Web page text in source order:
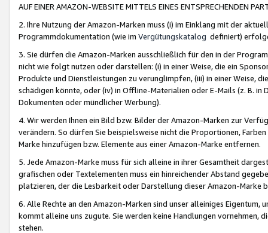
AUF EINER AMAZON-WEBSITE MITTELS EINES ENTSPRECHENDEN
2. Ihre Nutzung der Amazon-Marken muss (i) im Einklang mit der
Programmdokumentation (wie im Vergütungskatalog definiert)
3. Sie dürfen die Amazon-Marken ausschließlich für den in der
nicht wie folgt nutzen oder darstellen: (i) in einer Weise, die ein
Produkte und Dienstleistungen zu verunglimpfen, (iii) in einer Weise,
schädigen könnte, oder (iv) in Offline-Materialien oder E-Mails (z. B. in
Dokumenten oder mündlicher Werbung).
4. Wir werden Ihnen ein Bild bzw. Bilder der Amazon-Marken zur
verändern. So dürfen Sie beispielsweise nicht die Proportionen,
Marke hinzufügen bzw. Elemente aus einer Amazon-Marke entfernen.
5. Jede Amazon-Marke muss für sich alleine in ihrer Gesamtheit
grafischen oder Textelementen muss ein hinreichender Abstand
platzieren, der die Lesbarkeit oder Darstellung dieser Amazon-Marke
6. Alle Rechte an den Amazon-Marken sind unser alleiniges
kommt alleine uns zugute. Sie werden keine Handlungen vornehmen,
stehen.